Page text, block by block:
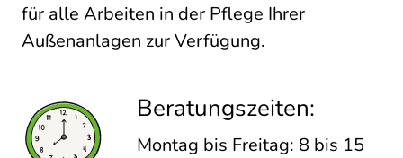
für alle Arbeiten in der Pflege Ihrer
Außenanlagen zur Verfügung.
Beratungszeiten:
Montag bis Freitag: 8 bis 15